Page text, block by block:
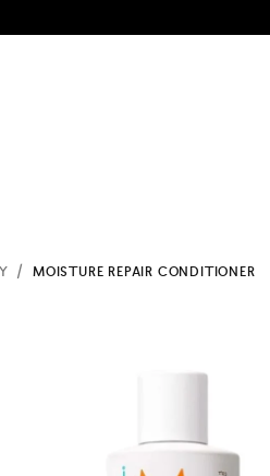
/ MOISTURE REPAIR CONDITIONER